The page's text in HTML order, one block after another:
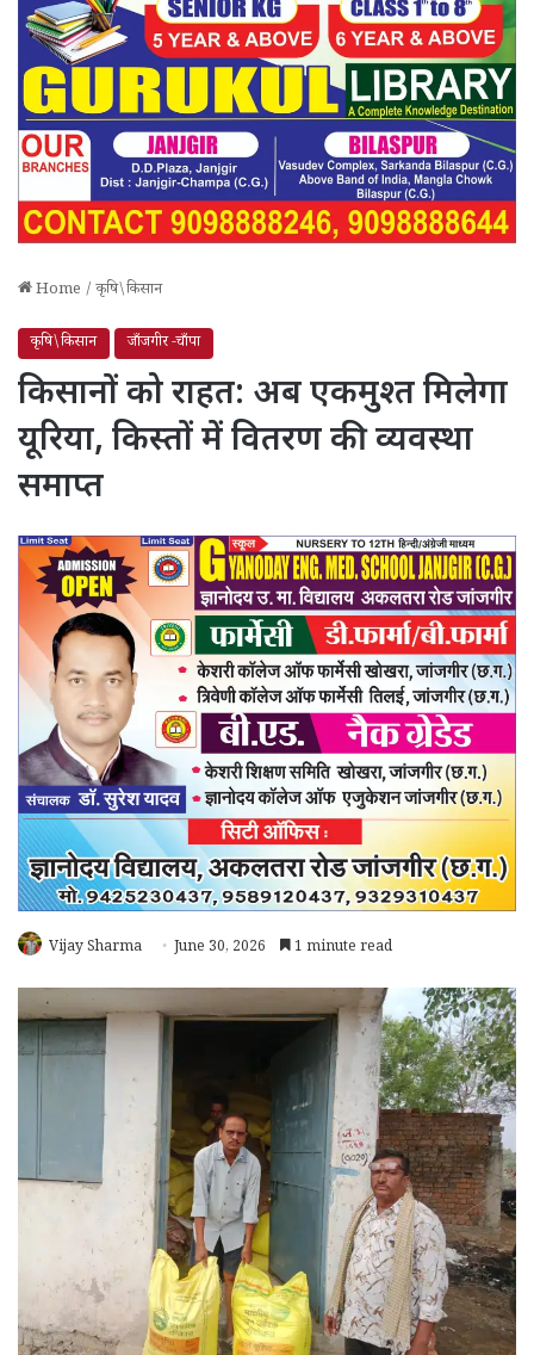
Home / कृषि\किसान
कृषि\किसान जाँजगीर -चाँपा
किसानों को राहत: अब एकमुश्त मिलेगा
यूरिया, किस्तों में वितरण की व्यवस्था
समाप्त
Vijay Sharma June 30, 2026 1 minute read